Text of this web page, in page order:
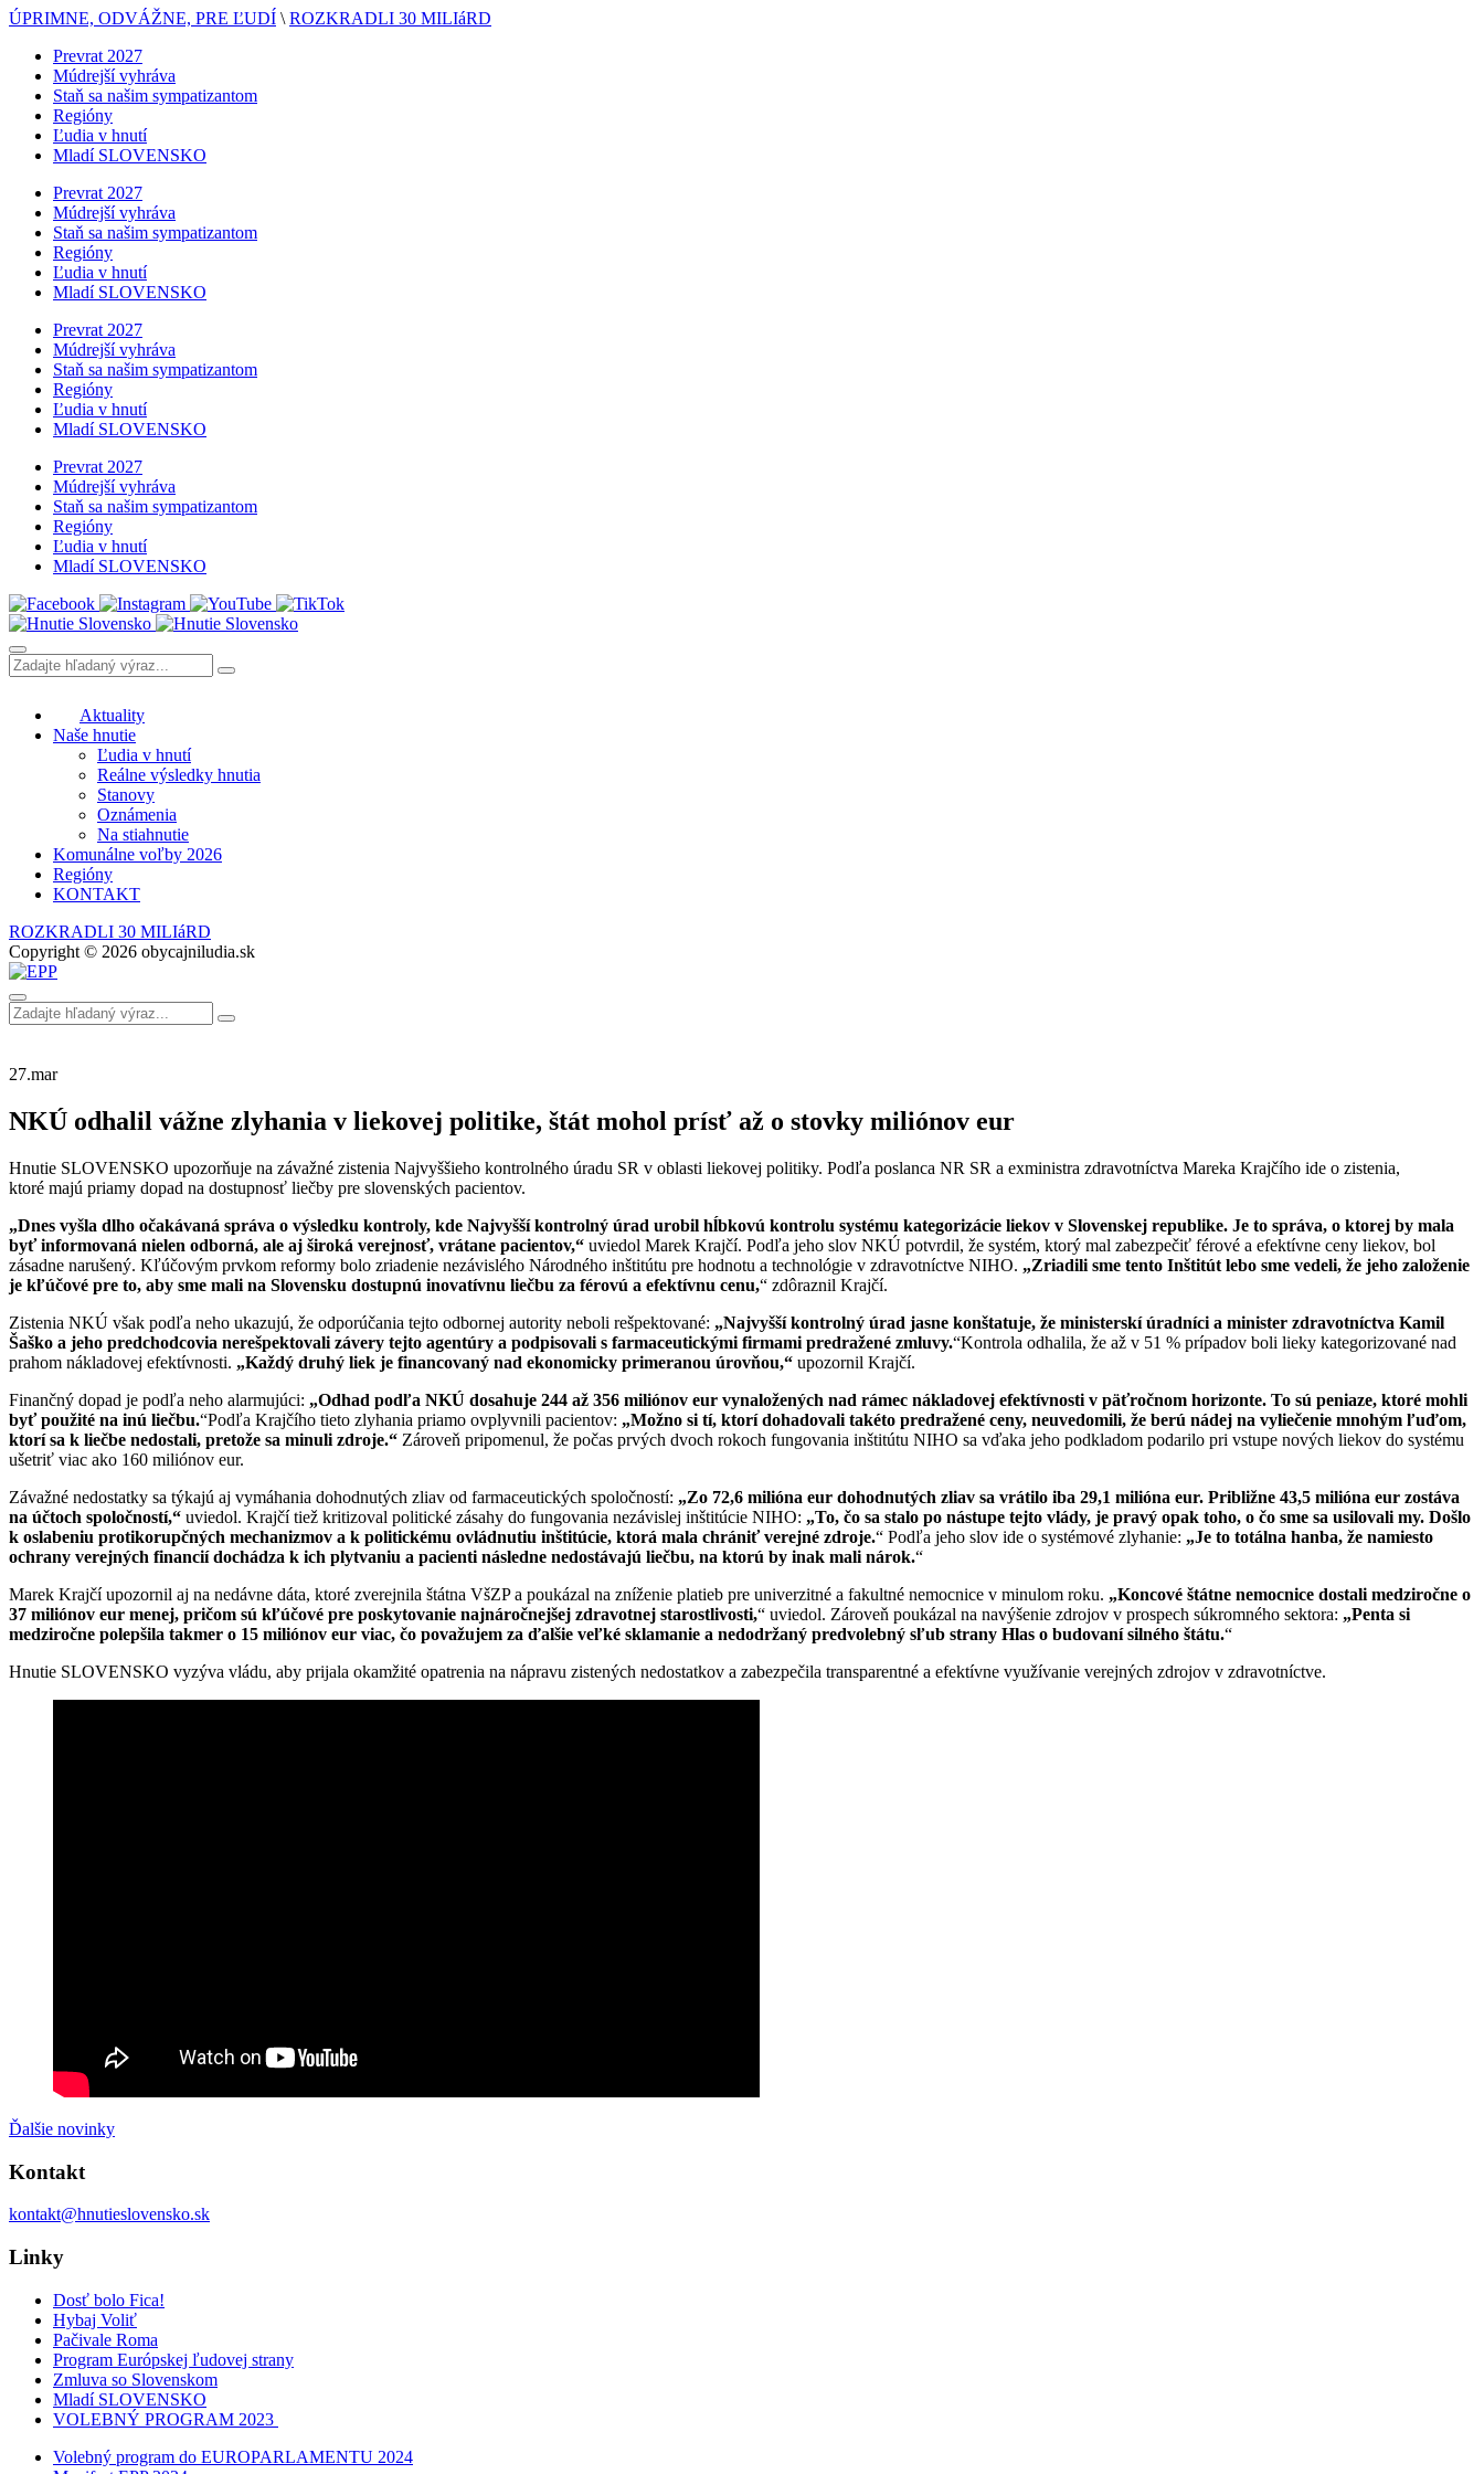
ÚPRIMNE, ODVÁŽNE, PRE ĽUDÍ \ ROZKRADLI 30 MILIáRD
Prevrat 2027
Múdrejší vyhráva
Staň sa našim sympatizantom
Regióny
Ľudia v hnutí
Mladí SLOVENSKO
Prevrat 2027
Múdrejší vyhráva
Staň sa našim sympatizantom
Regióny
Ľudia v hnutí
Mladí SLOVENSKO
Prevrat 2027
Múdrejší vyhráva
Staň sa našim sympatizantom
Regióny
Ľudia v hnutí
Mladí SLOVENSKO
Prevrat 2027
Múdrejší vyhráva
Staň sa našim sympatizantom
Regióny
Ľudia v hnutí
Mladí SLOVENSKO
Aktuality
Naše hnutie
Ľudia v hnutí
Reálne výsledky hnutia
Stanovy
Oznámenia
Na stiahnutie
Komunálne voľby 2026
Regióny
KONTAKT
ROZKRADLI 30 MILIáRD
Copyright © 2026 obycajniludia.sk
27.mar
NKÚ odhalil vážne zlyhania v liekovej politike, štát mohol prísť až o stovky miliónov eur
Hnutie SLOVENSKO upozorňuje na závažné zistenia Najvyššieho kontrolného úradu SR v oblasti liekovej politiky. Podľa poslanca NR SR a exministra zdravotníctva Mareka Krajčího ide o zistenia,
ktoré majú priamy dopad na dostupnosť liečby pre slovenských pacientov.
„Dnes vyšla dlho očakávaná správa o výsledku kontroly, kde Najvyšší kontrolný úrad urobil hĺbkovú kontrolu systému kategorizácie liekov v Slovenskej republike. Je to správa, o ktorej by mala
byť informovaná nielen odborná, ale aj široká verejnosť, vrátane pacientov,“ uviedol Marek Krajčí. Podľa jeho slov NKÚ potvrdil, že systém, ktorý mal zabezpečiť férové a efektívne ceny liekov, bol
zásadne narušený. Kľúčovým prvkom reformy bolo zriadenie nezávislého Národného inštitútu pre hodnotu a technológie v zdravotníctve NIHO. „Zriadili sme tento Inštitút lebo sme vedeli, že jeho založenie
je kľúčové pre to, aby sme mali na Slovensku dostupnú inovatívnu liečbu za férovú a efektívnu cenu,“ zdôraznil Krajčí.
Zistenia NKÚ však podľa neho ukazujú, že odporúčania tejto odbornej autority neboli rešpektované: „Najvyšší kontrolný úrad jasne konštatuje, že ministerskí úradníci a minister zdravotníctva Kamil
Šaško a jeho predchodcovia nerešpektovali závery tejto agentúry a podpisovali s farmaceutickými firmami predražené zmluvy.“Kontrola odhalila, že až v 51 % prípadov boli lieky kategorizované nad
prahom nákladovej efektívnosti. „Každý druhý liek je financovaný nad ekonomicky primeranou úrovňou,“ upozornil Krajčí.
Finančný dopad je podľa neho alarmujúci: „Odhad podľa NKÚ dosahuje 244 až 356 miliónov eur vynaložených nad rámec nákladovej efektívnosti v päťročnom horizonte. To sú peniaze, ktoré mohli
byťpoužité na inú liečbu.“Podľa Krajčího tieto zlyhania priamo ovplyvnili pacientov: „Možno si tí, ktorí dohadovali takéto predražené ceny, neuvedomili, že berú nádej na vyliečenie mnohým ľuďom,
ktorí sa k liečbe nedostali, pretože sa minuli zdroje.“ Zároveň pripomenul, že počas prvých dvoch rokoch fungovania inštitútu NIHO sa vďaka jeho podkladom podarilo pri vstupe nových liekov do systému
ušetriť viac ako 160 miliónov eur.
Závažné nedostatky sa týkajú aj vymáhania dohodnutých zliav od farmaceutických spoločností: „Zo 72,6 milióna eur dohodnutých zliav sa vrátilo iba 29,1 milióna eur. Približne 43,5 milióna eur zostáva
na účtoch spoločností,“ uviedol. Krajčí tiež kritizoval politické zásahy do fungovania nezávislej inštitúcie NIHO: „To, čo sa stalo po nástupe tejto vlády, je pravý opak toho, o čo sme sa usilovali my. Došlo
k oslabeniu protikorupčných mechanizmov a k politickému ovládnutiu inštitúcie, ktorá mala chrániť verejné zdroje.“ Podľa jeho slov ide o systémové zlyhanie: „Je to totálna hanba, že namiesto
ochrany verejných financií dochádza k ich plytvaniu a pacienti následne nedostávajú liečbu, na ktorú by inak mali nárok.“
Marek Krajčí upozornil aj na nedávne dáta, ktoré zverejnila štátna VšZP a poukázal na zníženie platieb pre univerzitné a fakultné nemocnice v minulom roku. „Koncové štátne nemocnice dostali medziročne o
37 miliónov eur menej, pričom sú kľúčové pre poskytovanie najnáročnejšej zdravotnej starostlivosti,“ uviedol. Zároveň poukázal na navýšenie zdrojov v prospech súkromného sektora: „Penta si
medziročne polepšila takmer o 15 miliónov eur viac, čo považujem za ďalšie veľké sklamanie a nedodržaný predvolebný sľub strany Hlas o budovaní silného štátu.“
Hnutie SLOVENSKO vyzýva vládu, aby prijala okamžité opatrenia na nápravu zistených nedostatkov a zabezpečila transparentné a efektívne využívanie verejných zdrojov v zdravotníctve.
Ďalšie novinky
Kontakt
kontakt@hnutieslovensko.sk
Linky
Dosť bolo Fica!
Hybaj Voliť
Pačivale Roma
Program Európskej ľudovej strany
Zmluva so Slovenskom
Mladí SLOVENSKO
VOLEBNÝ PROGRAM 2023
Volebný program do EUROPARLAMENTU 2024